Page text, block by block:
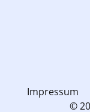
Impressum
©